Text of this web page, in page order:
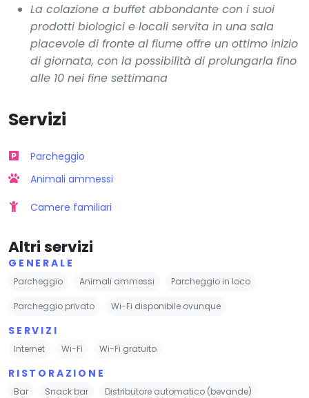
La colazione a buffet abbondante con i suoi
prodotti biologici e locali servita in una sala
piacevole di fronte al fiume offre un ottimo inizio
di giornata, con la possibilità di prolungarla fino
alle 10 nei fine settimana
Servizi
Parcheggio
Animali ammessi
Camere familiari
Altri servizi
GENERALE
Parcheggio Animali ammessi Parcheggio in loco
Parcheggio privato Wi-Fi disponibile ovunque
SERVIZI
Internet Wi-Fi Wi-Fi gratuito
RISTORAZIONE
Bar Snack bar Distributore automatico (bevande)